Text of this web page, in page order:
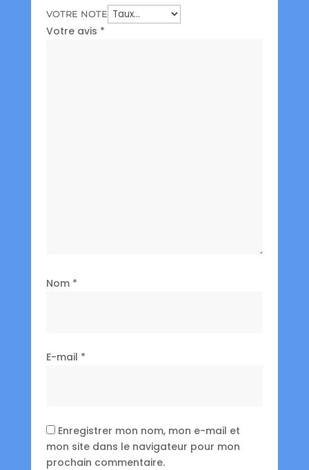
VOTRE NOTE
Votre avis *
Nom *
E-mail *
Enregistrer mon nom, mon e-mail et
mon site dans le navigateur pour mon
prochain commentaire.